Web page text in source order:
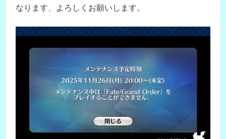
なります、よろしくお願いします。